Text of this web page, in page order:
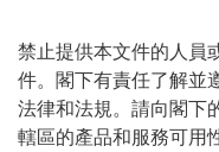
禁止提供本文件的人員
件。閣下有責任了解並
法律和法規。請向閣下
轄區的產品和服務可用